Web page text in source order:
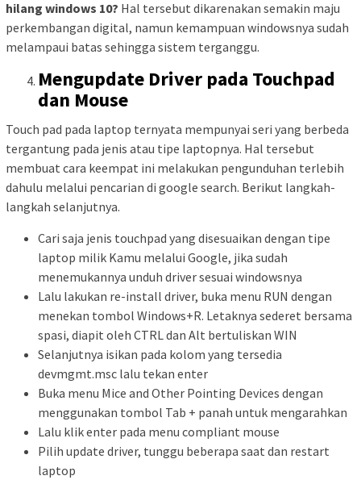
hilang windows 10? Hal tersebut dikarenakan semakin maju
perkembangan digital, namun kemampuan windowsnya sudah
melampaui batas sehingga sistem terganggu.
Mengupdate Driver pada Touchpad
dan Mouse
Touch pad pada laptop ternyata mempunyai seri yang berbeda
tergantung pada jenis atau tipe laptopnya. Hal tersebut
membuat cara keempat ini melakukan pengunduhan terlebih
dahulu melalui pencarian di google search. Berikut langkah-
langkah selanjutnya.
Cari saja jenis touchpad yang disesuaikan dengan tipe
laptop milik Kamu melalui Google, jika sudah
menemukannya unduh driver sesuai windowsnya
Lalu lakukan re-install driver, buka menu RUN dengan
menekan tombol Windows+R. Letaknya sederet bersama
spasi, diapit oleh CTRL dan Alt bertuliskan WIN
Selanjutnya isikan pada kolom yang tersedia
devmgmt.msc lalu tekan enter
Buka menu Mice and Other Pointing Devices dengan
menggunakan tombol Tab + panah untuk mengarahkan
Lalu klik enter pada menu compliant mouse
Pilih update driver, tunggu beberapa saat dan restart
laptop